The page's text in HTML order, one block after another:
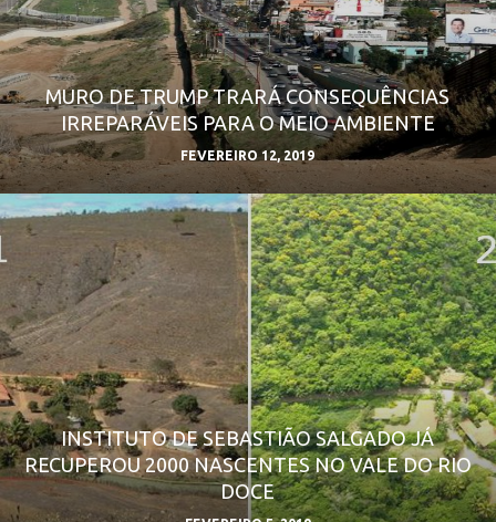
MURO DE TRUMP TRARÁ CONSEQUÊNCIAS
IRREPARÁVEIS PARA O MEIO AMBIENTE
FEVEREIRO 12, 2019
INSTITUTO DE SEBASTIÃO SALGADO JÁ
RECUPEROU 2000 NASCENTES NO VALE DO RIO
DOCE